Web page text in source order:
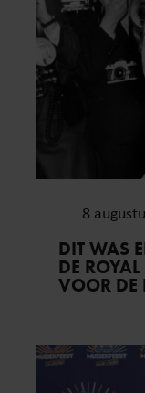
8
DIT WAS
DE ROYAL
VOOR DE